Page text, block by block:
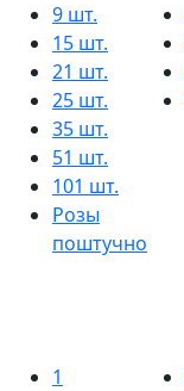
9 шт.
15 шт.
21 шт.
25 шт.
35 шт.
51 шт.
101 шт.
Розы
поштучно
1